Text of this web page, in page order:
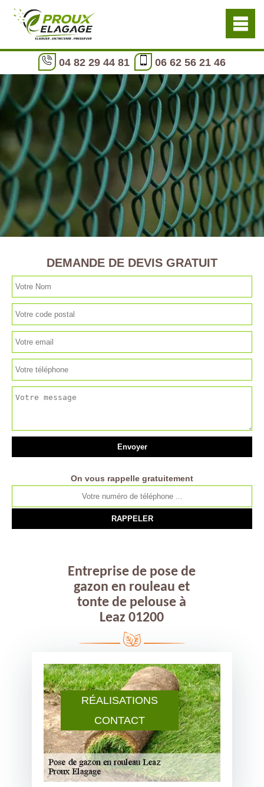
04 82 29 44 81 06 62 56 21 46
RÉALISATIONS
CONTACT
DEMANDE DE DEVIS GRATUIT
On vous rappelle gratuitement
Entreprise de pose de
gazon en rouleau et
tonte de pelouse à
Leaz 01200